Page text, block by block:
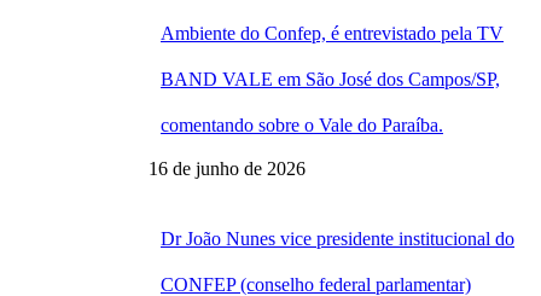
Ambiente do Confep, é entrevistado pela TV
BAND VALE em São José dos Campos/SP,
comentando sobre o Vale do Paraíba.
16 de junho de 2026
Dr João Nunes vice presidente institucional do
CONFEP (conselho federal parlamentar)